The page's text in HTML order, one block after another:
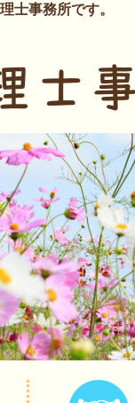
士事務所です。